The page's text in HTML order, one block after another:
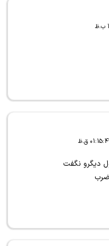
دیگرو نگفت
ضرب